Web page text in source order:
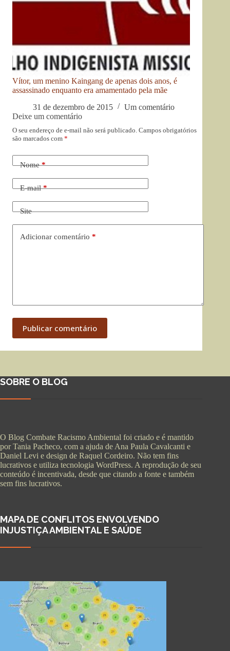
Vítor, um menino Kaingang de apenas dois anos, é
assassinado enquanto era amamentado pela mãe
31 de dezembro de 2015
Um comentário
Deixe um comentário
O seu endereço de e-mail não será publicado. Campos obrigatórios
são marcados com *
Nome*
E-mail*
Site
Adicionar comentário *
Publicar comentário
SOBRE O BLOG
O Blog Combate Racismo Ambiental foi criado e é mantido
por Tania Pacheco, com a ajuda de Ana Paula Cavalcanti e
Daniel Levi e design de Raquel Cordeiro. Não tem fins
lucrativos e utiliza tecnologia WordPress. A reprodução de seu
conteúdo é incentivada, desde que citando a fonte e também
sem fins lucrativos.
MAPA DE CONFLITOS ENVOLVENDO
INJUSTIÇA AMBIENTAL E SAÚDE